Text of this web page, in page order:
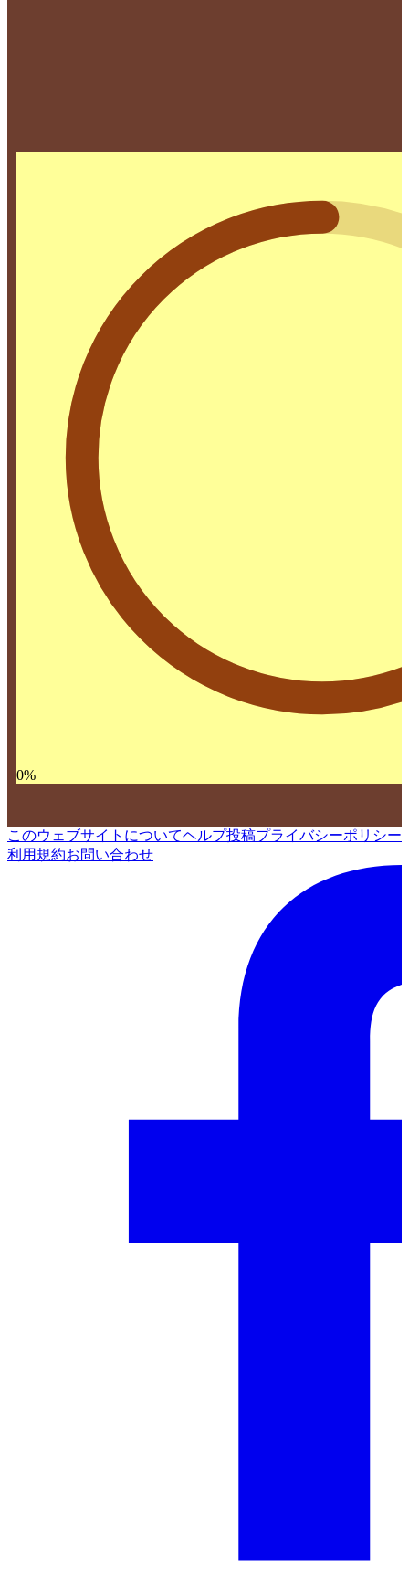
0%
このウェブサイトについてヘルプ投稿プライバシーポリシー
利用規約お問い合わせ